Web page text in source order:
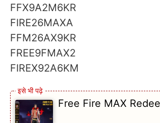
FFX9A2M6KR
FIRE26MAXA
FFM26AX9KR
FREE9FMAX2
FIREX92A6KM
Free Fire MAX